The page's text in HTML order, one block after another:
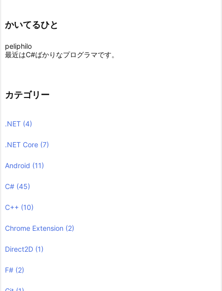
かいてるひと
peliphilo
最近はC#ばかりなプログラマです。
カテゴリー
.NET (4)
.NET Core (7)
Android (11)
C# (45)
C++ (10)
Chrome Extension (2)
Direct2D (1)
F# (2)